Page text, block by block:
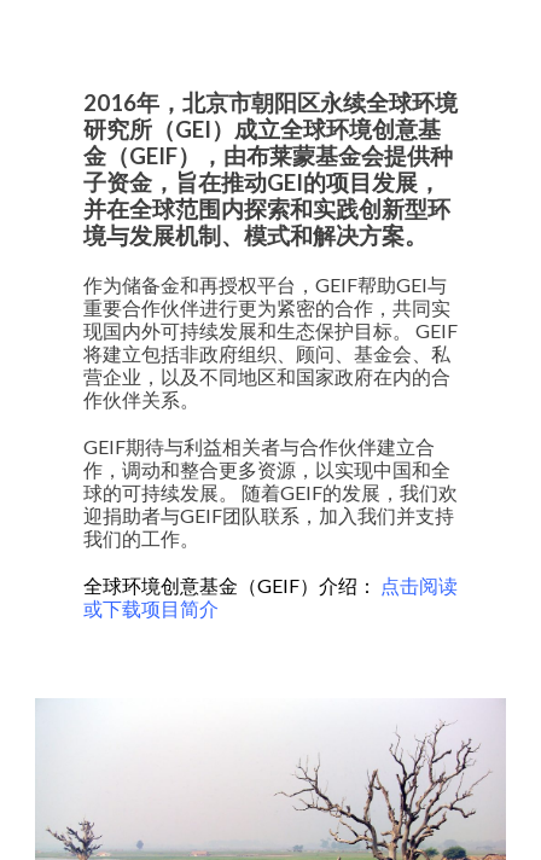
2016年，北京市朝阳区永续全球环境
研究所（GEI）成立全球环境创意基
金（GEIF），由布莱蒙基金会提供种
子资金，旨在推动GEI的项目发展，
并在全球范围内探索和实践创新型环
境与发展机制、模式和解决方案。
作为储备金和再授权平台，GEIF帮助GEI与
重要合作伙伴进行更为紧密的合作，共同实
现国内外可持续发展和生态保护目标。 GEIF
将建立包括非政府组织、顾问、基金会、私
营企业，以及不同地区和国家政府在内的合
作伙伴关系。
GEIF期待与利益相关者与合作伙伴建立合
作，调动和整合更多资源，以实现中国和全
球的可持续发展。 随着GEIF的发展，我们欢
迎捐助者与GEIF团队联系，加入我们并支持
我们的工作。
全球环境创意基金（GEIF）介绍：
点击阅读
或下载项目简介